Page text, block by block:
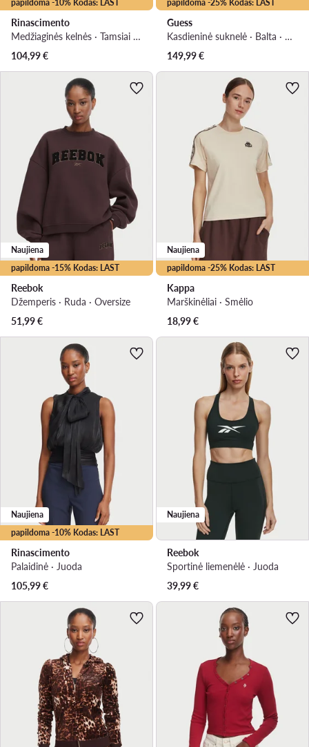
papildoma -10% Kodas: LAST
Rinascimento
Medžiaginės kelnės · Tamsiai mėlyna · Regular Fit
104,99€
papildoma -25% Kodas: LAST
Guess
Kasdieninė suknelė · Balta · Mini
149,99€
papildoma -15% Kodas: LAST
Naujiena
Reebok
Džemperis · Ruda · Oversize
51,99€
papildoma -25% Kodas: LAST
Naujiena
Kappa
Marškinėliai · Smėlio
18,99€
papildoma -10% Kodas: LAST
Naujiena
Rinascimento
Palaidinė · Juoda
105,99€
Naujiena
Reebok
Sportinė liemenėlė · Juoda
39,99€